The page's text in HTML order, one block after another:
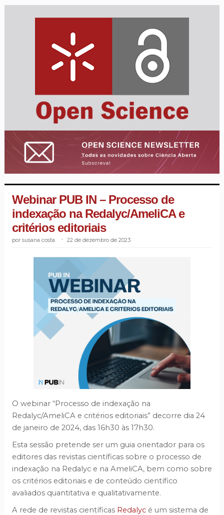
Webinar PUB IN – Processo de
indexação na Redalyc/AmeliCA e
critérios editoriais
susana costa 22 de dezembro de 2023
O webinar “Processo de indexação na
Redalyc/AmeliCA e critérios editoriais” decorre dia 24
de janeiro de 2024, das 16h30 às 17h30.
Esta sessão pretende ser um guia orientador para os
editores das revistas científicas sobre o processo de
indexação na Redalyc e na AmeliCA, bem como sobre
os critérios editoriais e de conteúdo científico
avaliados quantitativa e qualitativamente.
A rede de revistas científicas Redalycé um sistema de